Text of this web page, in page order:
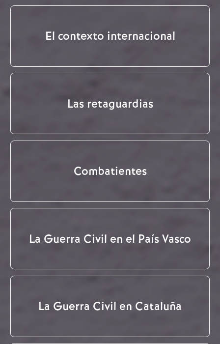
El contexto internacional
Las retaguardias
Combatientes
La Guerra Civil en el País Vasco
La Guerra Civil en Cataluña